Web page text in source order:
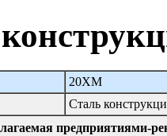
20ХМ
Сталь
предприятиями-